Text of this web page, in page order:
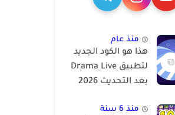
منذ عام
هذا هو الكود الجديد
لتطبيق Drama Live
بعد التحديث 2026
منذ 6 سنة